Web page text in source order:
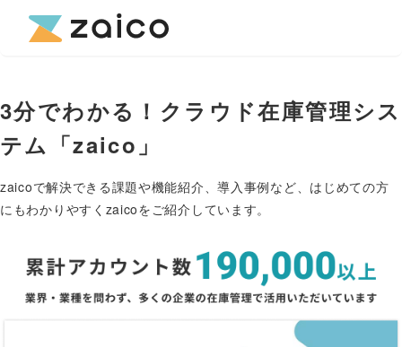
3分でわかる！クラウド在庫管理シス
テム「zaico」
zaicoで解決できる課題や機能紹介、導入事例など、はじめての方
にもわかりやすくzaicoをご紹介しています。